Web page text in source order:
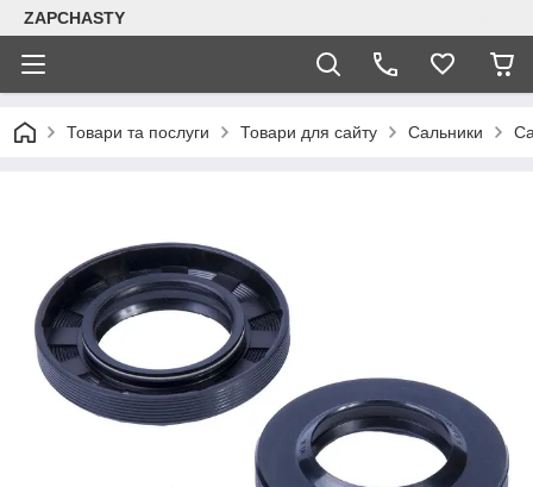
ZAPCHASTY
Товари та послуги Товари для сайту Сальники